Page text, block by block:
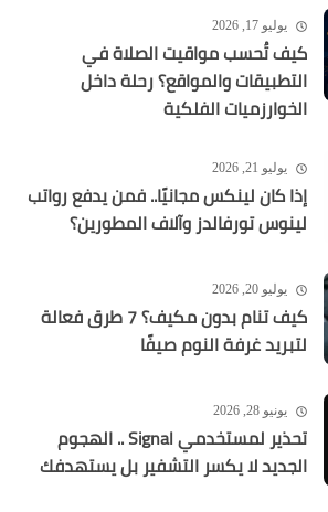
يوليو 17, 2026
كيف تُحسب مواقيت الصلاة في
التطبيقات والمواقع؟ رحلة داخل
الخوارزميات الفلكية
يوليو 21, 2026
إذا كان لينكس مجانيًا.. فمن يدفع رواتب
لينوس تورفالدز وآلاف المطورين؟
يوليو 20, 2026
كيف تنام بدون مكيف؟ 7 طرق فعالة
لتبريد غرفة النوم صيفًا
يونيو 28, 2026
تحذير لمستخدمي Signal .. الهجوم
الجديد لا يكسر التشفير بل يستهدفك